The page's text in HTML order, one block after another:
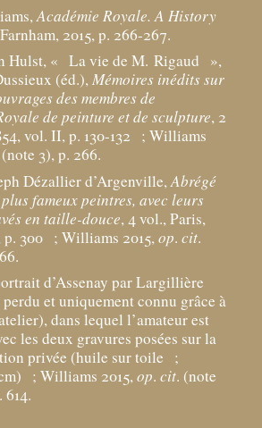
Académie Royale. A History
2015, p. 266-267.
Hulst, « La vie de M. Rigaud
»,
(éd.),Mémoires inédits sur
des membres de
de peinture et de sculpture, 2
vol. II, p. 130-132
; Williams
3), p. 266.
Dézallier d’Argenville,Abrégé
fameux peintres, avec leurs
en taille-douce, 4 vol., Paris,
p. 300 ; Williams 2015,op. cit.
d’Assenay par Largillière
et uniquement connu grâce à
dans lequel l’amateur est
les deux gravures posées sur la
privée (huile sur toile
;
; Williams 2015,op. cit. (note